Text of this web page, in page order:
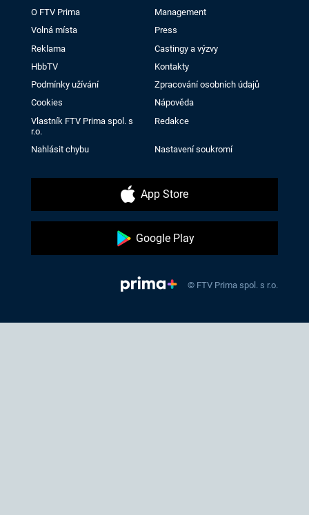
O FTV Prima
Management
Volná místa
Press
Reklama
Castingy a výzvy
HbbTV
Kontakty
Podmínky užívání
Zpracování osobních údajů
Cookies
Nápověda
Vlastník FTV Prima spol. s
r.o.
Redakce
Nahlásit chybu Nastavení soukromí
App Store
Google Play
© FTV Prima spol. s r.o.